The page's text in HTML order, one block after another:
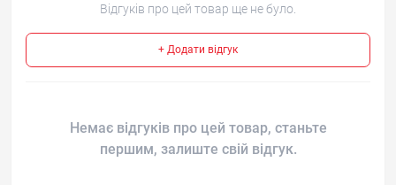
Відгуків про цей товар ще не було.
+ Додати відгук
Немає відгуків про цей товар, станьте
першим, залиште свій відгук.